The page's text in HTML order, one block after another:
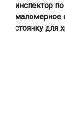
инспектор
маломерное
стоянку для